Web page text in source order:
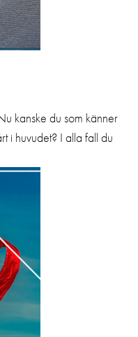
kanske du som känner
i huvudet? I alla fall du